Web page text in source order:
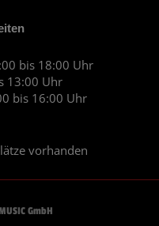
bis 18:00 Uhr
13:00 Uhr
bis 16:00 Uhr
vorhanden
GmbH